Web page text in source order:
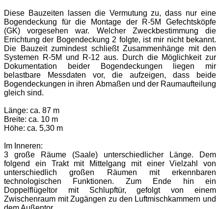
Diese Bauzeiten lassen die Vermutung zu, dass nur eine
Bogendeckung für die Montage der R-5M Gefechtsköpfe
(GK) vorgesehen war. Welcher Zweckbestimmung die
Errichtung der Bogendeckung 2 folgte, ist mir nicht bekannt.
Die Bauzeit zumindest schließt Zusammenhänge mit den
Systemen R-5M und R-12 aus. Durch die Möglichkeit zur
Dokumentation beider Bogendeckungen liegen mir
belastbare Messdaten vor, die aufzeigen, dass beide
Bogendeckungen in ihren Abmaßen und der Raumaufteilung
gleich sind.
Länge: ca. 87 m
Breite: ca. 10 m
Höhe: ca. 5,30 m
Im Inneren:
3 große Räume (Saale) unterschiedlicher Länge. Dem
folgend ein Trakt mit Mittelgang mit einer Vielzahl von
unterschiedlich großen Räumen mit erkennbaren
technologischen Funktionen. Zum Ende hin ein
Doppelflügeltor mit Schlupftür, gefolgt von einem
Zwischenraum mit Zugängen zu den Luftmischkammern und